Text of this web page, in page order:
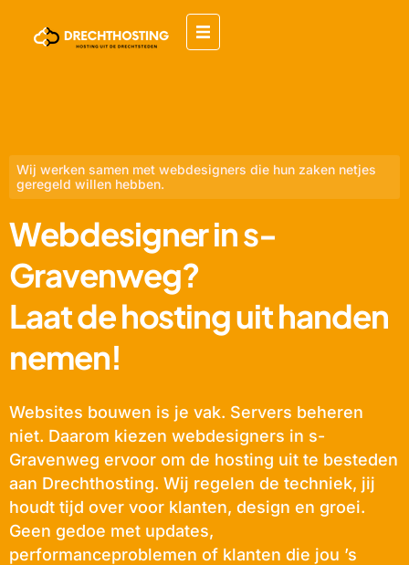
Wij werken samen met webdesigners die hun zaken netjes
geregeld willen hebben.
Webdesigner in s-
Gravenweg?
Laat de hosting uit handen
nemen!
Websites bouwen is je vak. Servers beheren
niet. Daarom kiezen webdesigners in s-
Gravenweg ervoor om de hosting uit te besteden
aan Drechthosting. Wij regelen de techniek, jij
houdt tijd over voor klanten, design en groei.
Geen gedoe met updates,
performanceproblemen of klanten die jou ’s